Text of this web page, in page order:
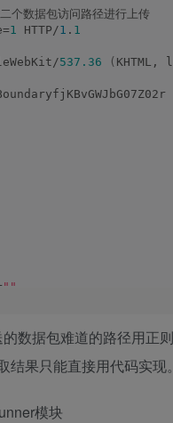
个数据包访问路径进行上传
1 HTTP/1 . 1
537.36 ( KHTML,
""
数据包难道的路径用正
果只能直接用代码实现。
模块